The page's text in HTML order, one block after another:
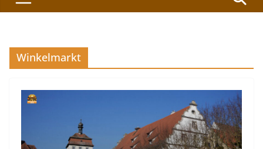
Winkelmarkt